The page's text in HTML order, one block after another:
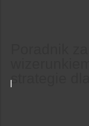
strategie dla